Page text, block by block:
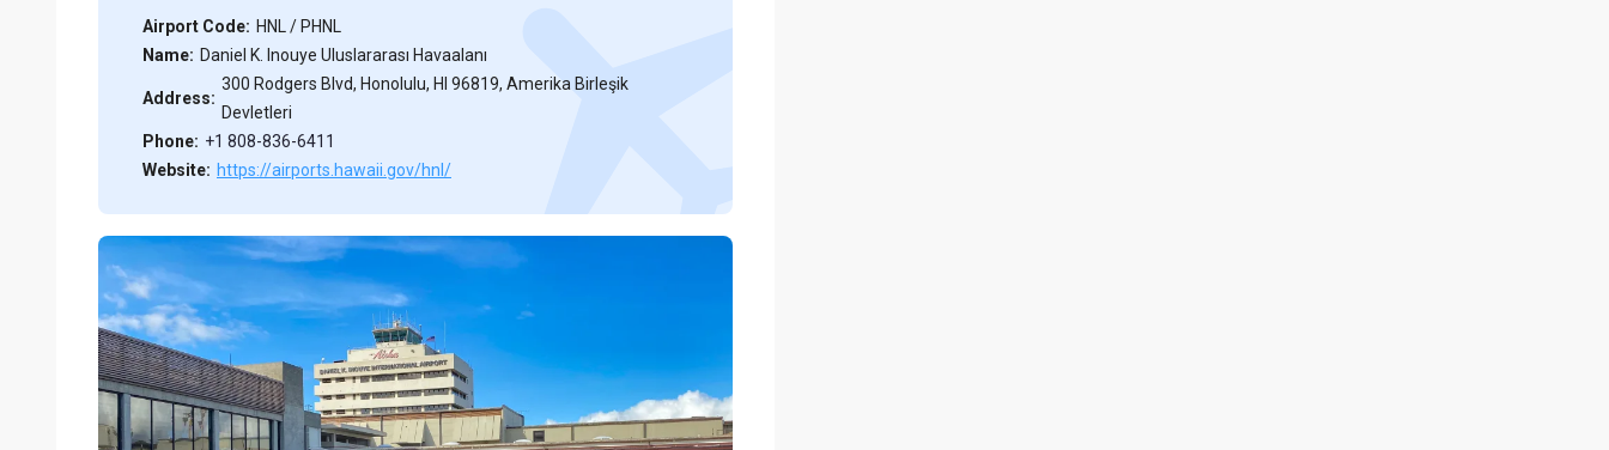
Airport Code: HNL / PHNL
Name: Daniel K. Inouye Uluslararası Havaalanı
Address:
300 Rodgers Blvd, Honolulu, HI 96819, Amerika Birleşik
Devletleri
Phone: +1 808-836-6411
Website: https://airports.hawaii.gov/hnl/